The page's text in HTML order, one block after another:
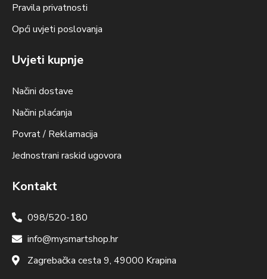
Pravila privatnosti
Opći uvjeti poslovanja
Uvjeti kupnje
Načini dostave
Načini plaćanja
Povrat / Reklamacija
Jednostrani raskid ugovora
Kontakt
098/520-180
info@mysmartshop.hr
Zagrebačka cesta 9, 49000 Krapina